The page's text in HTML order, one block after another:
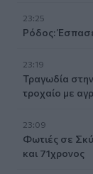
23:25
Ρόδος:
23:19
Τραγωδία
τροχαίο με
23:09
Φωτιές σε
και 71χρονος